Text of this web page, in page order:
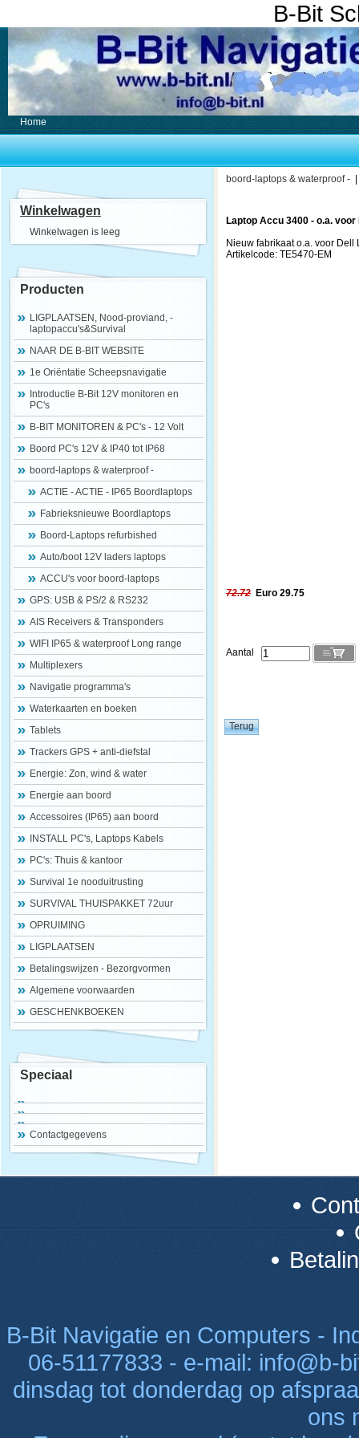
B-Bit
Home
Winkelwagen
Winkelwagen is leeg
Producten
LIGPLAATSEN, Nood-proviand, -
laptopaccu's&Survival
NAAR DE B-BIT WEBSITE
1e Oriëntatie Scheepsnavigatie
Introductie B-Bit 12V monitoren en
PC's
B-BIT MONITOREN & PC's - 12 Volt
Boord PC's 12V & IP40 tot IP68
boord-laptops & waterproof -
ACTIE - ACTIE - IP65 Boordlaptops
Fabrieksnieuwe Boordlaptops
Boord-Laptops refurbished
Auto/boot 12V laders laptops
ACCU's voor boord-laptops
GPS: USB & PS/2 & RS232
AIS Receivers & Transponders
WIFI IP65 & waterproof Long range
Multiplexers
Navigatie programma's
Waterkaarten en boeken
Tablets
Trackers GPS + anti-diefstal
Energie: Zon, wind & water
Energie aan boord
Accessoires (IP65) aan boord
INSTALL PC's, Laptops Kabels
PC's: Thuis & kantoor
Survival 1e nooduitrusting
SURVIVAL THUISPAKKET 72uur
OPRUIMING
LIGPLAATSEN
Betalingswijzen - Bezorgvormen
Algemene voorwaarden
GESCHENKBOEKEN
Speciaal
Contactgegevens
boord-laptops & waterproof -
Laptop Accu 3400 - o.a.
Nieuw fabrikaat o.a. voor
Artikelcode: TE5470-EM
72.72 Euro 29.75
Aantal
B-Bit Navigatie en Computers -
06-51177833 - e-mail: info@b-
dinsdag tot donderdag op
ons